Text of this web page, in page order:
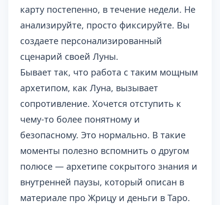
карту постепенно, в течение недели. Не
анализируйте, просто фиксируйте. Вы
создаете персонализированный
сценарий своей Луны.
Бывает так, что работа с таким мощным
архетипом, как Луна, вызывает
сопротивление. Хочется отступить к
чему-то более понятному и
безопасному. Это нормально. В такие
моменты полезно вспомнить о другом
полюсе — архетипе сокрытого знания и
внутренней паузы, который описан в
материале про Жрицу и деньги в Таро.